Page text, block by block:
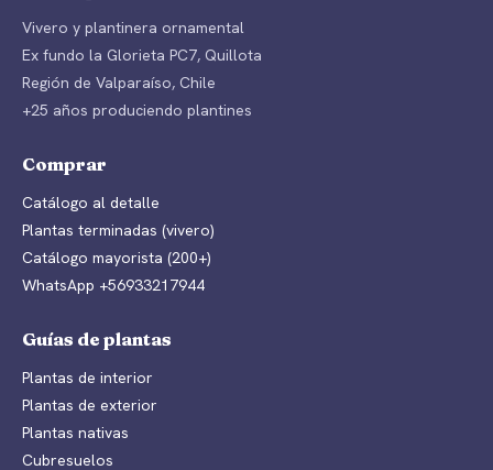
Vivero y plantinera ornamental
Ex fundo la Glorieta PC7, Quillota
Región de Valparaíso, Chile
+25 años produciendo plantines
Comprar
Catálogo al detalle
Plantas terminadas (vivero)
Catálogo mayorista (200+)
WhatsApp +56933217944
Guías de plantas
Plantas de interior
Plantas de exterior
Plantas nativas
Cubresuelos